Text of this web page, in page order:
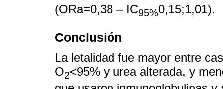
(ORa=0,38 – IC95%0,15;1,01).
Conclusión
La letalidad fue mayor entre
O2<95% y urea alterada, y